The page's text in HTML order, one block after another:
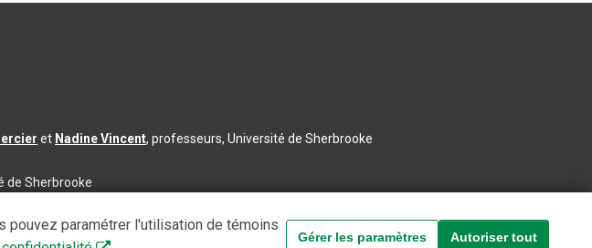
et Nadine Vincent, professeurs, Université de Sherbrooke
de Sherbrooke
pouvez paramétrer l'utilisation de témoins
Gérer les paramètres Autoriser tout